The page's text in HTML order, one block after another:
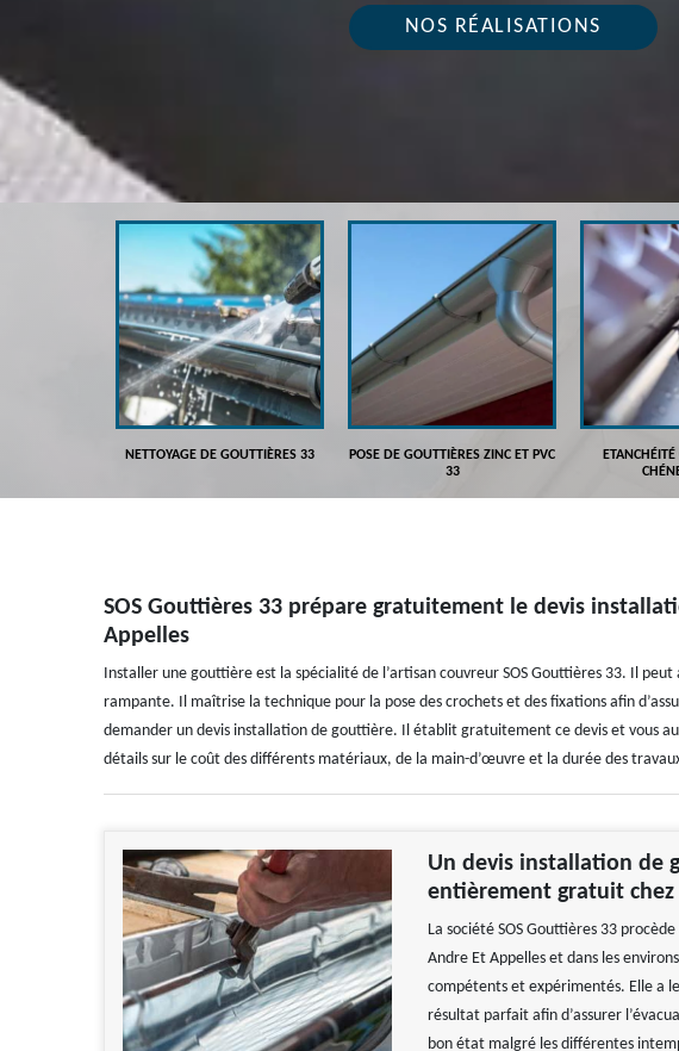
NOS RÉALISATIONS
NETTOYAGE DE GOUTTIÈRES 33
POSE DE GOUTTIÈRES ZINC ET PVC
33
SOS Gouttières 33 prépare gratuitement le devis
Appelles
Installer une gouttière est la spécialité de l’artisan couvreur SOS Gouttières 33. Il
rampante. Il maîtrise la technique pour la pose des crochets et des fixations afin
demander un devis installation de gouttière. Il établit gratuitement ce devis et vous
détails sur le coût des différents matériaux, de la main-d’œuvre et la durée des
Un devis installation de
entièrement gratuit chez
La société SOS Gouttières 33
Andre Et Appelles et dans les
compétents et expérimentés. Elle a
résultat parfait afin d’assurer
bon état malgré les différentes